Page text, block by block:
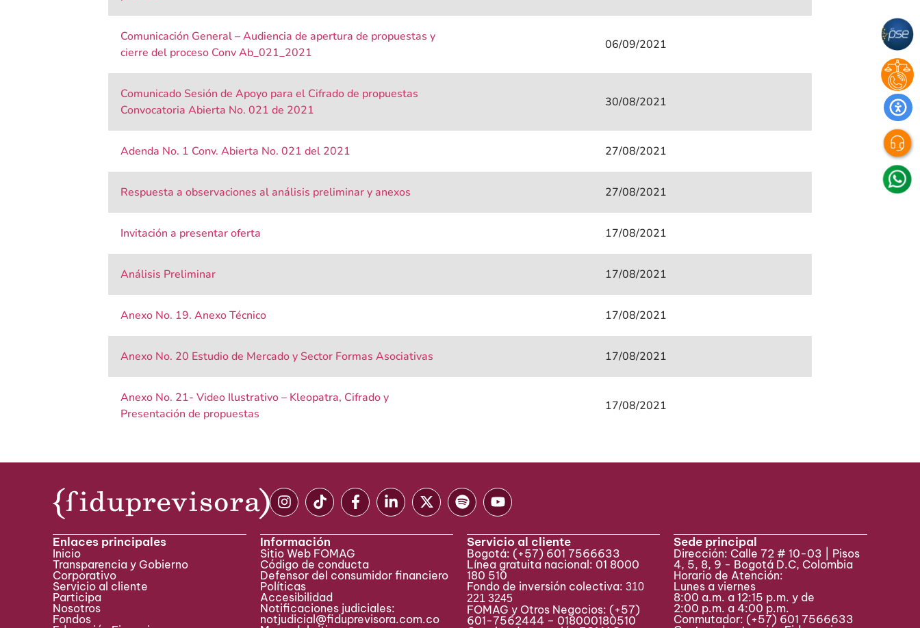
Comunicación General – Audiencia de apertura de propuestas y
cierre del proceso Conv Ab_021_2021
06/09/2021
Comunicado Sesión de Apoyo para el Cifrado de propuestas
Convocatoria Abierta No. 021 de 2021
30/08/2021
Adenda No. 1 Conv. Abierta No. 021 del 2021 27/08/2021
Respuesta a observaciones al análisis preliminar y anexos 27/08/2021
Invitación a presentar oferta 17/08/2021
Análisis Preliminar 17/08/2021
Anexo No. 19. Anexo Técnico 17/08/2021
Anexo No. 20 Estudio de Mercado y Sector Formas Asociativas 17/08/2021
Anexo No. 21- Video Ilustrativo – Kleopatra, Cifrado y
Presentación de propuestas
17/08/2021
Enlaces principales
Inicio
Transparencia y Gobierno
Corporativo
Servicio al cliente
Participa ​
Nosotros
Fondos
Información
Sitio Web FOMAG
Código de conducta
Defensor del consumidor financiero
Políticas
Accesibilidad
Notificaciones judiciales:
notjudicial@fiduprevisora.com.co
Servicio al cliente
Bogotá: (+57) 601 7566633
Línea gratuita nacional: 01 8000
180 510
Fondo de inversión colectiva: 310
221 3245
FOMAG y Otros Negocios: (+57)
601-7562444 – 018000180510
Sede principal
Dirección: Calle 72 # 10-03 | Pisos
4, 5, 8, 9 - Bogotá D.C, Colombia
Horario de Atención:
Lunes a viernes
8:00 a.m. a 12:15 p.m. y de
2:00 p.m. a 4:00 p.m.
Conmutador: (+57) 601 7566633